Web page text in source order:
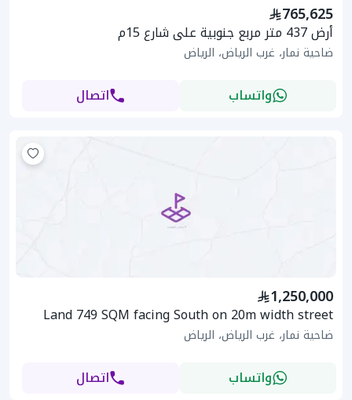
765,625
أرض 437 متر مربع جنوبية على شارع 15م
ضاحية نمار، غرب الرياض، الرياض
واتساب اتصال
1,250,000
Land 749 SQM facing South on 20m width street
ضاحية نمار، غرب الرياض، الرياض
واتساب اتصال